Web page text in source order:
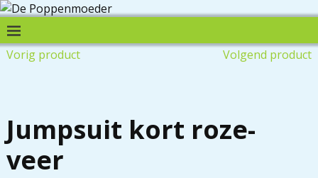
Vorig product Volgend product
Jumpsuit kort roze-
veer